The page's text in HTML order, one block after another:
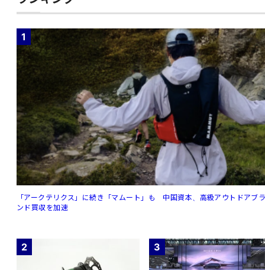
1
「アークテリクス」に続き「マムート」も 中国資本、高級アウトドアブ
ンド買収を加速
2 3